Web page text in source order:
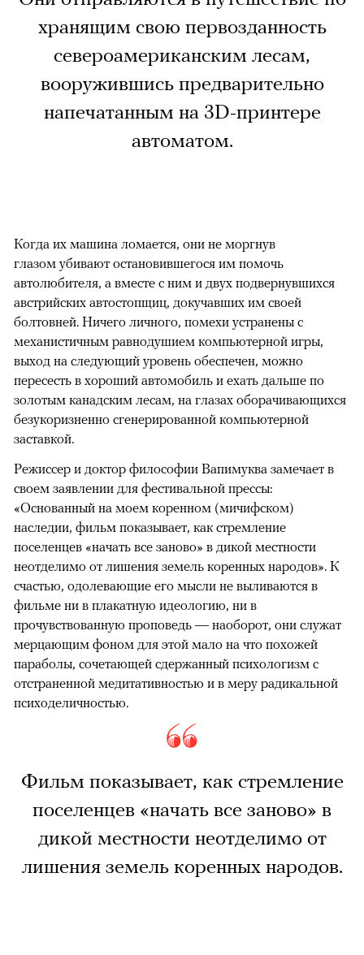
хранящим свою первозданность
североамериканским лесам,
вооружившись предварительно
напечатанным на 3D-принтере
автоматом.
Когда их машина ломается, они не моргнув
глазом убивают остановившегося им помочь
автолюбителя, а вместе с ним и двух подвернувшихся
австрийских автостопщиц, докучавших им своей
болтовней. Ничего личного, помехи устранены с
механистичным равнодушием компьютерной игры,
выход на следующий уровень обеспечен, можно
пересесть в хороший автомобиль и ехать дальше по
золотым канадским лесам, на глазах оборачивающихся
безукоризненно сгенерированной компьютерной
заставкой.
Режиссер и доктор философии Вапимуква замечает в
своем заявлении для фестивальной прессы:
«Основанный на моем коренном (мичифском)
наследии, фильм показывает, как стремление
поселенцев «начать все заново» в дикой местности
неотделимо от лишения земель коренных народов». К
счастью, одолевающие его мысли не выливаются в
фильме ни в плакатную идеологию, ни в
прочувствованную проповедь — наоборот, они служат
мерцающим фоном для этой мало на что похожей
параболы, сочетающей сдержанный психологизм с
отстраненной медитативностью и в меру радикальной
психоделичностью.
Фильм показывает, как стремление
поселенцев «начать все заново» в
дикой местности неотделимо от
лишения земель коренных народов.